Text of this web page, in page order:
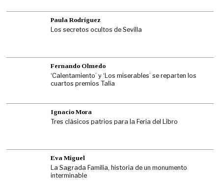
Paula Rodríguez
Los secretos ocultos de Sevilla
Fernando Olmedo
‘Calentamiento’ y ‘Los miserables’ se reparten los
cuartos premios Talía
Ignacio Mora
Tres clásicos patrios para la Feria del Libro
Eva Miguel
La Sagrada Familia, historia de un monumento
interminable